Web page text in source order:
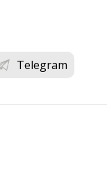
Telegram